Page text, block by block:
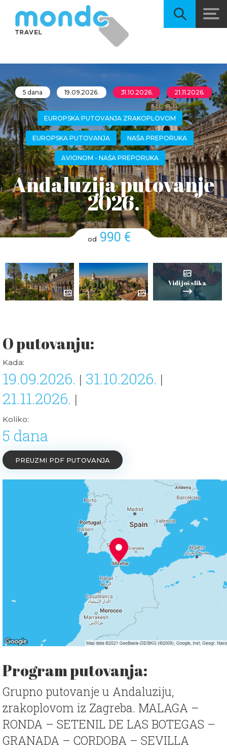
5 dana 19.09.2026. 31.10.2026. 21.11.2026.
EUROPSKA PUTOVANJA ZRAKOPLOVOM
EUROPSKA PUTOVANJA NAŠA PREPORUKA
AVIONOM - NAŠA PREPORUKA
Andaluzija putovanje
2026.
od 990 €
Vidi još slika
O putovanju:
Kada:
19.09.2026. | 31.10.2026. |
21.11.2026. |
Koliko:
5 dana
PREUZMI PDF PUTOVANJA
Program putovanja:
Grupno putovanje u Andaluziju,
zrakoplovom iz Zagreba. MALAGA –
RONDA – SETENIL DE LAS BOTEGAS –
GRANADA – CORDOBA – SEVILLA